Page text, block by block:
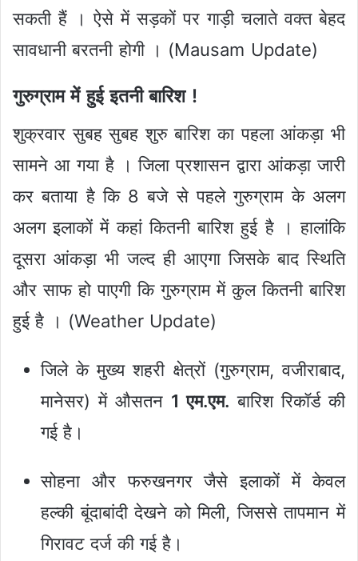
सकती हैं । ऐसे में सड़कों पर गाड़ी चलाते वक्त बेहद
सावधानी बरतनी होगी । (Mausam Update)
गुरुग्राम में हुई इतनी बारिश !
शुक्रवार सुबह सुबह शुरु बारिश का पहला आंकड़ा भी
सामने आ गया है । जिला प्रशासन द्वारा आंकड़ा जारी
कर बताया है कि 8 बजे से पहले गुरुग्राम के अलग
अलग इलाकों में कहां कितनी बारिश हुई है । हालांकि
दूसरा आंकड़ा भी जल्द ही आएगा जिसके बाद स्थिति
और साफ हो पाएगी कि गुरुग्राम में कुल कितनी बारिश
हुई है । (Weather Update)
जिले के मुख्य शहरी क्षेत्रों (गुरुग्राम, वजीराबाद,
मानेसर) में औसतन 1 एम.एम. बारिश रिकॉर्ड की
गई है।
सोहना और फरुखनगर जैसे इलाकों में केवल
हल्की बूंदाबांदी देखने को मिली, जिससे तापमान में
गिरावट दर्ज की गई है।